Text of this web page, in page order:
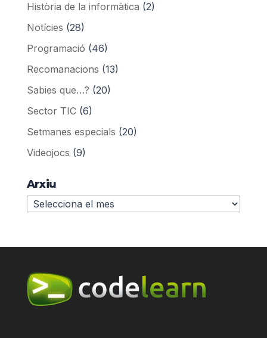
Història de la informàtica (2)
Notícies (28)
Programació (46)
Recomanacions (13)
Sabies que…? (20)
Sector TIC(6)
Setmanes especials (20)
Videojocs (9)
Arxiu
Arxiu